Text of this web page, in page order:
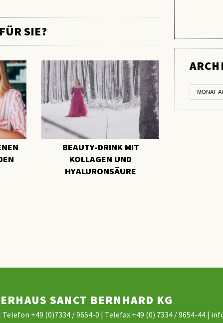
SIE?
BEAUTY-DRINK MIT
KOLLAGEN UND
HYALURONSÄURE
SANCT BERNHARD KG
+49 (0)7334 / 9654-0 | Telefax +49 (0) 7334 / 9654-44 |